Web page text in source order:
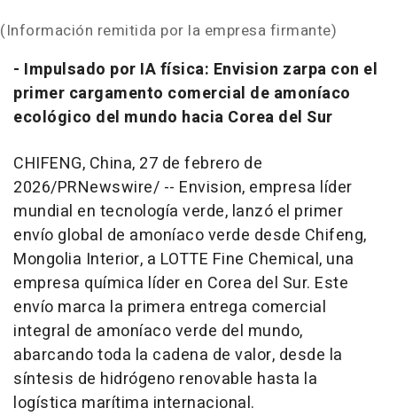
(Información remitida por la empresa firmante)
- Impulsado por IA física: Envision zarpa con el
primer cargamento comercial de amoníaco
ecológico del mundo hacia Corea del Sur
CHIFENG, China, 27 de febrero de
2026/PRNewswire/ -- Envision, empresa líder
mundial en tecnología verde, lanzó el primer
envío global de amoníaco verde desde Chifeng,
Mongolia Interior, a LOTTE Fine Chemical, una
empresa química líder en Corea del Sur. Este
envío marca la primera entrega comercial
integral de amoníaco verde del mundo,
abarcando toda la cadena de valor, desde la
síntesis de hidrógeno renovable hasta la
logística marítima internacional.